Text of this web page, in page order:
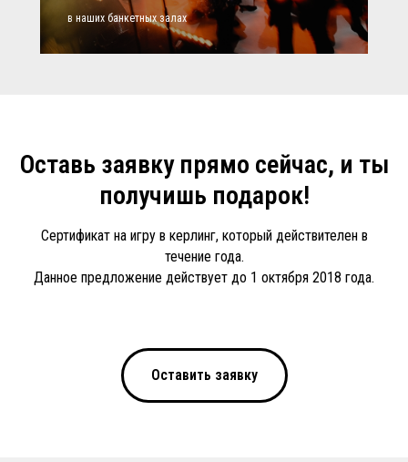
в наших банкетных залах
Оставь заявку прямо сейчас, и ты
получишь подарок!
Сертификат на игру в керлинг, который действителен в
течение года.
Данное предложение действует до 1 октября 2018 года.
Оставить заявку